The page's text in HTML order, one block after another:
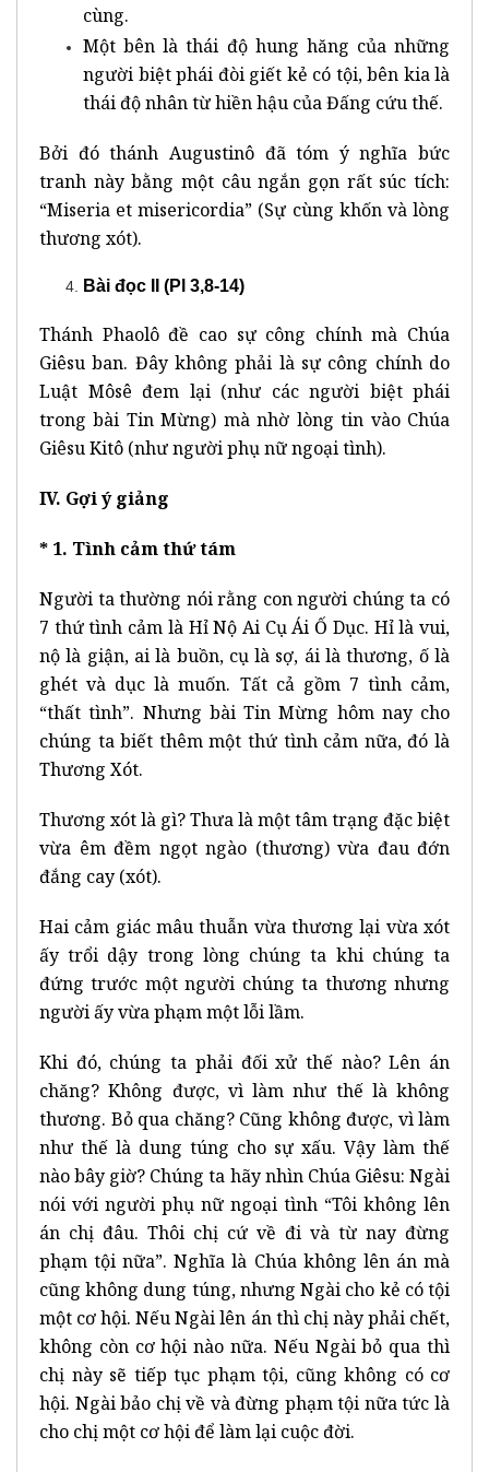
cùng.
Một bên là thái độ hung hăng của những
người biệt phái đòi giết kẻ có tội, bên kia là
thái độ nhân từ hiền hậu của Đấng cứu thế.
Bởi đó thánh Augustinô đã tóm ý nghĩa bức
tranh này bằng một câu ngắn gọn rất súc tích:
“Miseria et misericordia” (Sự cùng khốn và lòng
thương xót).
Bài đọc II (Pl 3,8-14)
Thánh Phaolô đề cao sự công chính mà Chúa
Giêsu ban. Đây không phải là sự công chính do
Luật Môsê đem lại (như các người biệt phái
trong bài Tin Mừng) mà nhờ lòng tin vào Chúa
Giêsu Kitô (như người phụ nữ ngoại tình).
IV. Gợi ý giảng
* 1. Tình cảm thứ tám
Người ta thường nói rằng con người chúng ta có
7 thứ tình cảm là Hỉ Nộ Ai Cụ Ái Ố Dục. Hỉ là vui,
nộ là giận, ai là buồn, cụ là sợ, ái là thương, ố là
ghét và dục là muốn. Tất cả gồm 7 tình cảm,
“thất tình”. Nhưng bài Tin Mừng hôm nay cho
chúng ta biết thêm một thứ tình cảm nữa, đó là
Thương Xót.
Thương xót là gì? Thưa là một tâm trạng đặc biệt
vừa êm đềm ngọt ngào (thương) vừa đau đớn
đắng cay (xót).
Hai cảm giác mâu thuẫn vừa thương lại vừa xót
ấy trổi dậy trong lòng chúng ta khi chúng ta
đứng trước một người chúng ta thương nhưng
người ấy vừa phạm một lỗi lầm.
Khi đó, chúng ta phải đối xử thế nào? Lên án
chăng? Không được, vì làm như thế là không
thương. Bỏ qua chăng? Cũng không được, vì làm
như thế là dung túng cho sự xấu. Vậy làm thế
nào bây giờ? Chúng ta hãy nhìn Chúa Giêsu: Ngài
nói với người phụ nữ ngoại tình “Tôi không lên
án chị đâu. Thôi chị cứ về đi và từ nay đừng
phạm tội nữa”. Nghĩa là Chúa không lên án mà
cũng không dung túng, nhưng Ngài cho kẻ có tội
một cơ hội. Nếu Ngài lên án thì chị này phải chết,
không còn cơ hội nào nữa. Nếu Ngài bỏ qua thì
chị này sẽ tiếp tục phạm tội, cũng không có cơ
hội. Ngài bảo chị về và đừng phạm tội nữa tức là
cho chị một cơ hội để làm lại cuộc đời.